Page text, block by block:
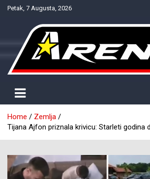
SkipPetak, 7 Augusta, 2026
NTV Arena
Home
Zemlja
Tijana Ajfon priznala krivicu: Starleti godina